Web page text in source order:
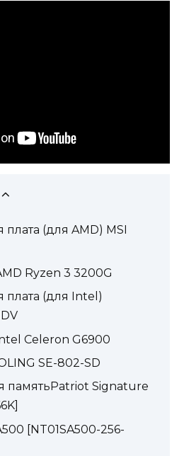
(для AMD) MSI
Ryzen 3 3200G
плата (для Intel)
Celeron G6900
SE-802-SD
памятьPatriot Signature
[NT01SA500-256-